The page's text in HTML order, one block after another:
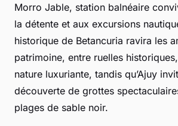
Morro Jable, station balnéaire
la détente et aux excursions
historique de Betancuria ravira les
patrimoine, entre ruelles
nature luxuriante, tandis qu’Ajuy
découverte de grottes
plages de sable noir.